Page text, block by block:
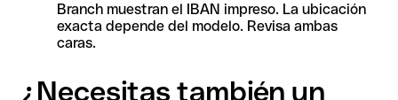
Branch muestran el IBAN impreso. La ubicación
exacta depende del modelo. Revisa ambas
caras.
¿Necesitas también un